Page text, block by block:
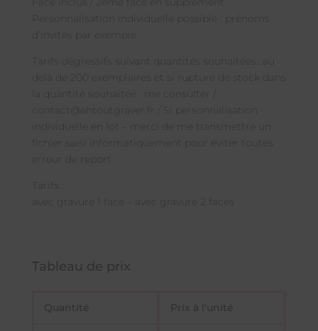
Personnalisation individuelle possible : prénoms
d’invités par exemple
Tarifs dégressifs suivant quantités souhaitées…au
delà de 200 exemplaires et si rupture de stock dans
la quantité souhaitée : me consulter /
contact@ahtoutgraver.fr / Si personnalisation
individuelle en lot – merci de me transmettre un
fichier saisi informatiquement pour éviter toutes
erreur de report.
avec gravure 1 face – avec gravure 2 faces
Tableau de prix
Quantité Prix à l'unité